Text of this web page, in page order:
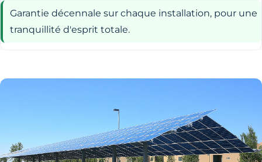
Garantie décennale sur chaque installation, pour une
tranquillité d'esprit totale.